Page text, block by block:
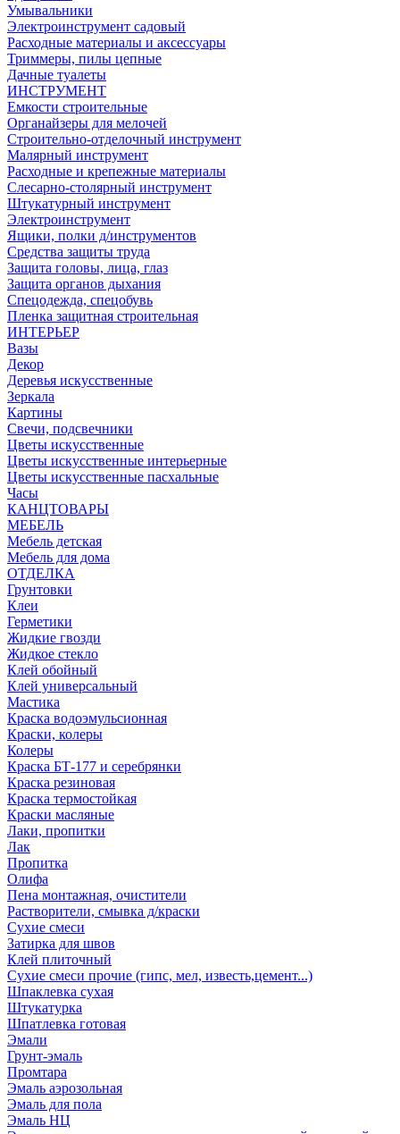
Умывальники
Электроинструмент садовый
Расходные материалы и аксессуары
Триммеры, пилы цепные
Дачные туалеты
ИНСТРУМЕНТ
Емкости строительные
Органайзеры для мелочей
Строительно-отделочный инструмент
Малярный инструмент
Расходные и крепежные материалы
Слесарно-столярный инструмент
Штукатурный инструмент
Электроинструмент
Ящики, полки д/инструментов
Средства защиты труда
Защита головы, лица, глаз
Защита органов дыхания
Спецодежда, спецобувь
Пленка защитная строительная
ИНТЕРЬЕР
Вазы
Декор
Деревья искусственные
Зеркала
Картины
Свечи, подсвечники
Цветы искусственные
Цветы искусственные интерьерные
Цветы искусственные пасхальные
Часы
КАНЦТОВАРЫ
МЕБЕЛЬ
Мебель детская
Мебель для дома
ОТДЕЛКА
Грунтовки
Клеи
Герметики
Жидкие гвозди
Жидкое стекло
Клей обойный
Клей универсальный
Мастика
Краска водоэмульсионная
Краски, колеры
Колеры
Краска БТ-177 и серебрянки
Краска резиновая
Краска термостойкая
Краски масляные
Лаки, пропитки
Лак
Пропитка
Олифа
Пена монтажная, очистители
Растворители, смывка д/краски
Сухие смеси
Затирка для швов
Клей плиточный
Сухие смеси прочие (гипс, мел, известь,цемент...)
Шпаклевка сухая
Штукатурка
Шпатлевка готовая
Эмали
Грунт-эмаль
Промтара
Эмаль аэрозольная
Эмаль для пола
Эмаль НЦ